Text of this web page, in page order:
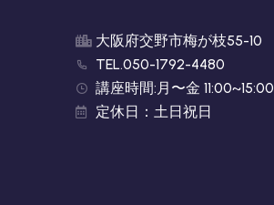
大阪府交野市梅が枝55-10
TEL.050-1792-4480
講座時間:月〜金 11:00~15:00
定休日：土日祝日